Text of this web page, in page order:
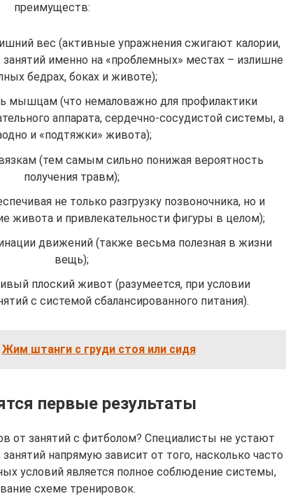
преимуществ:
вес (активные упражнения сжигают калории,
именно на «проблемных» местах – излишне
бедрах, боках и животе);
мышцам (что немаловажно для профилактики
аппарата, сердечно-сосудистой системы, а
и «подтяжки» живота);
(тем самым сильно понижая вероятность
получения травм);
не только разгрузку позвоночника, но и
живота и привлекательности фигуры в целом);
движений (также весьма полезная в жизни
вещь);
плоский живот (разумеется, при условии
с системой сбалансированного питания).
Жим штанги с груди стоя или сидя
первые результаты
от занятий с фитболом? Специалисты не устают
напрямую зависит от того, насколько часто
условий является полное соблюдение системы,
схеме тренировок.